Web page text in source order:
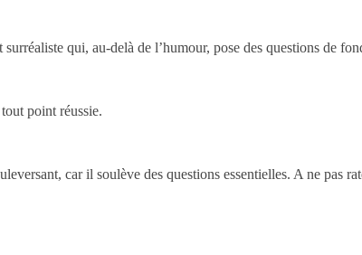
qui, au-delà de l’humour, pose des questions de
point réussie.
car il soulève des questions essentielles. A ne pas